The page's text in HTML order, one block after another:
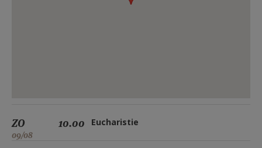
ZO
09/08
10.00 Eucharistie